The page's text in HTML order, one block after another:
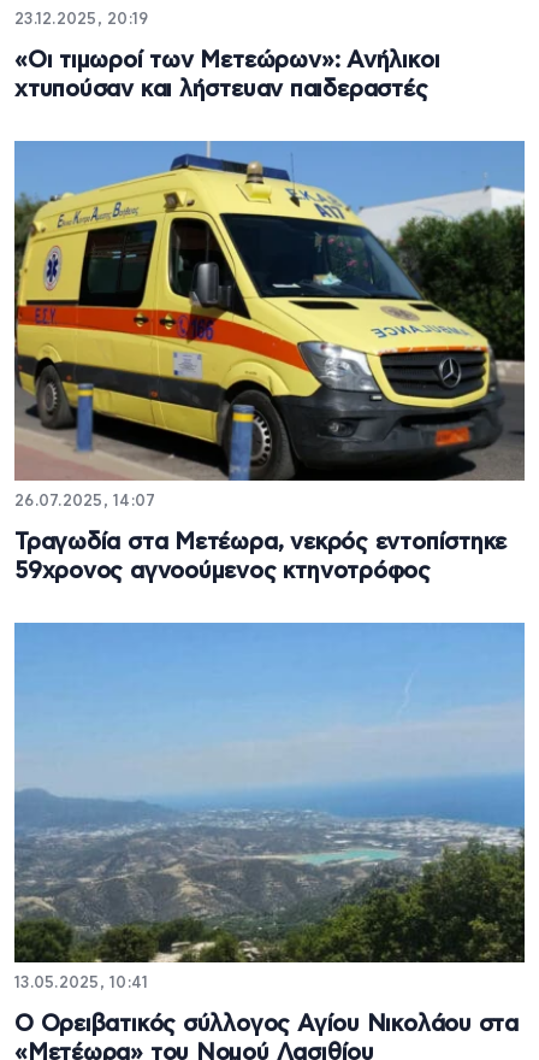
23.12.2025, 20:19
«Οι τιμωροί των Μετεώρων»: Ανήλικοι
χτυπούσαν και λήστευαν παιδεραστές
26.07.2025, 14:07
Τραγωδία στα Μετέωρα, νεκρός εντοπίστηκε
59χρονος αγνοούμενος κτηνοτρόφος
13.05.2025, 10:41
Ο Ορειβατικός σύλλογος Αγίου Νικολάου στα
«Μετέωρα» του Νομού Λασιθίου